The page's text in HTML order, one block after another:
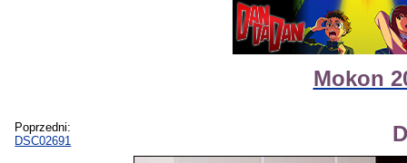
Mokon
Poprzedni:
DSC02691